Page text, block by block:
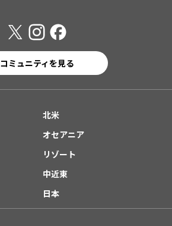
コミュニティを見る
北米
オセアニア
リゾート
中近東
日本